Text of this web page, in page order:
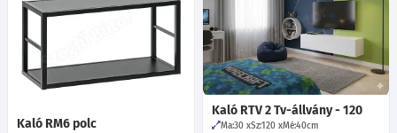
Kaló RTV 2 Tv-állvány - 120
Ma:30 Sz:120 Mé:40cm
Kaló RM6 polc